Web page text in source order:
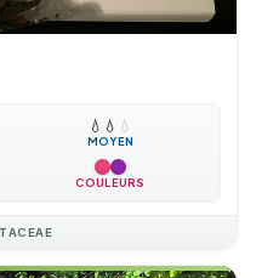
💧 💧 💧
MOYEN
COULEURS